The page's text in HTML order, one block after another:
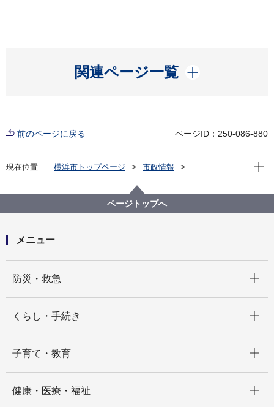
関連ページ一覧
開く
前のページに戻る ページID：250-086-880
現在位置 横浜市トップページ
市政情報
横浜市 許認可等の処分に要する標準処理期間
処分権限を有する機関が市長部局にある場合
現在
ページトップへ
メニュー
防災・救急
くらし・手続き
子育て・教育
健康・医療・福祉